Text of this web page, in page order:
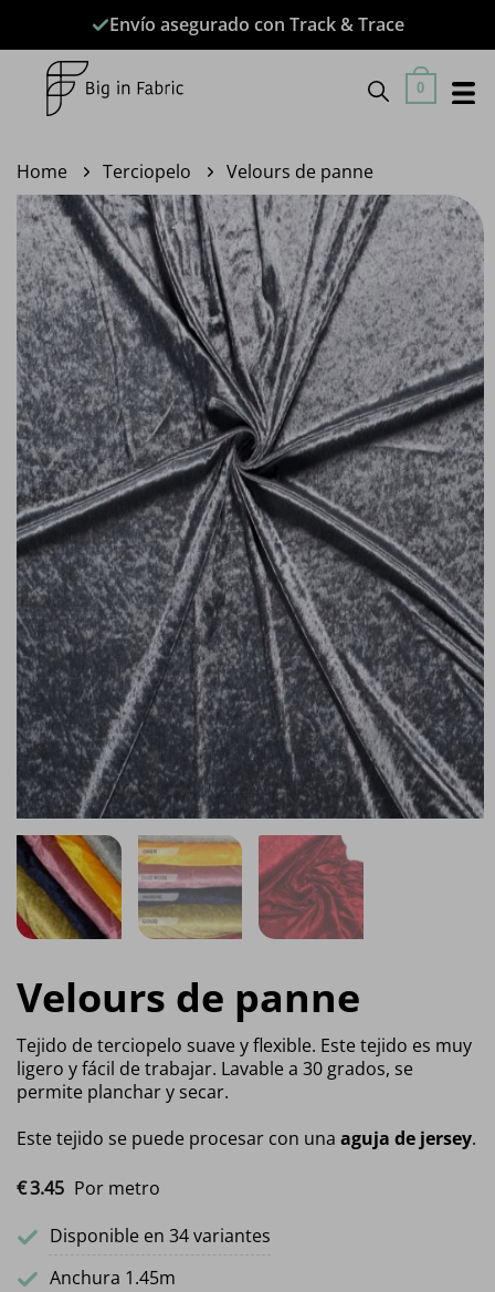
contenido
Envío asegurado con Track & Trace
0
Home Terciopelo Velours de panne
Velours de panne
Tejido de terciopelo suave y flexible. Este tejido es muy
ligero y fácil de trabajar. Lavable a 30 grados, se
permite planchar y secar.
Este tejido se puede procesar con una aguja de jersey.
€3.45 Por metro
Disponible en 34 variantes
Anchura 1.45m